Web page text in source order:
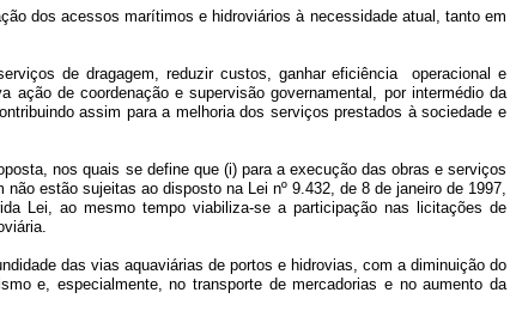
dos acessos marítimos e hidroviários à necessidade atual, tanto em
de dragagem, reduzir custos, ganhar eficiência operacional e
de coordenação e supervisão governamental, por intermédio da
assim para a melhoria dos serviços prestados à sociedade e
nos quais se define que (i) para a execução das obras e serviços
estão sujeitas ao disposto na Lei nº 9.432, de 8 de janeiro de 1997,
Lei, ao mesmo tempo viabiliza-se a participação nas licitações de
das vias aquaviárias de portos e hidrovias, com a diminuição do
e, especialmente, no transporte de mercadorias e no aumento da